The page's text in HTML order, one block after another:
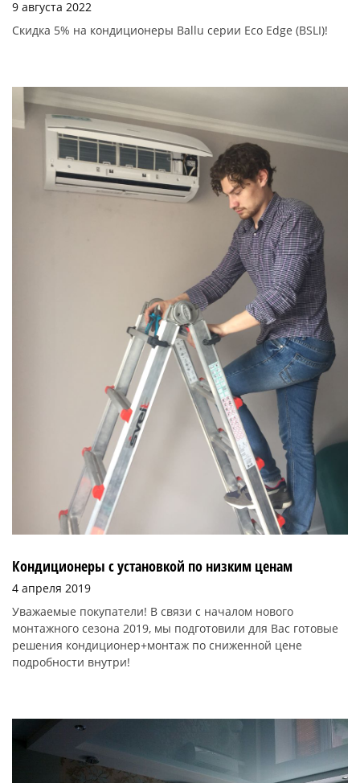
9 августа 2022
Скидка 5% на кондиционеры Ballu серии Eco Edge (BSLI)!
Кондиционеры с установкой по низким ценам
4 апреля 2019
Уважаемые покупатели! В связи с началом нового
монтажного сезона 2019, мы подготовили для Вас готовые
решения кондиционер+монтаж по сниженной цене
подробности внутри!